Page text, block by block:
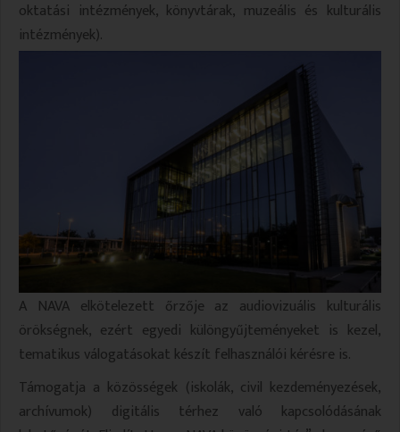
VALLÁS
VALLÁS
oktatási intézmények, könyvtárak, muzeális és kulturális
intézmények).
A NAVA elkötelezett őrzője az audiovizuális kulturális
örökségnek, ezért egyedi különgyűjteményeket is kezel,
tematikus válogatásokat készít felhasználói kérésre is.
Támogatja a közösségek (iskolák, civil kezdeményezések,
archívumok) digitális térhez való kapcsolódásának